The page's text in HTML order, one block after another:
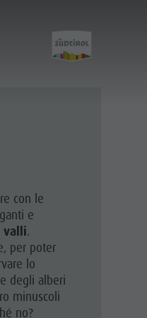
con le
e
valli.
per poter
lo
degli alberi
minuscoli
no?